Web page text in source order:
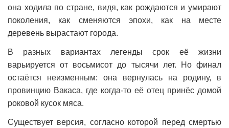
она ходила по стране, видя, как рождаются и умирают
поколения, как сменяются эпохи, как на месте
деревень вырастают города.
В разных вариантах легенды срок её жизни
варьируется от восьмисот до тысячи лет. Но финал
остаётся неизменным: она вернулась на родину, в
провинцию Вакаса, где когда-то её отец принёс домой
роковой кусок мяса.
Существует версия, согласно которой перед смертью